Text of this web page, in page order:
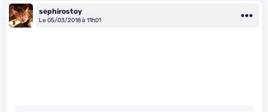
sephirostoy
Le 05/03/2018 à 11h01